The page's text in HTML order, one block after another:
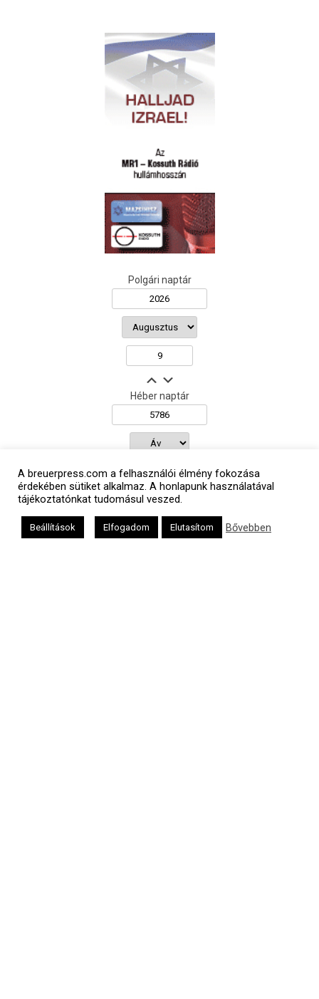
Polgári naptár
Héber naptár
Oldalunkat a Mazsök támogatja
A breuerpress.com a felhasználói élmény fokozása
érdekében sütiket alkalmaz. A honlapunk használatával
tájékoztatónkat tudomásul veszed.
Beállítások Elfogadom Elutasítom Bővebben